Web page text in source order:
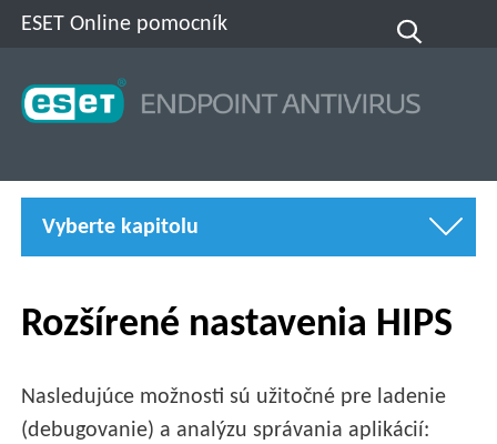
ESET Online pomocník
Vyberte kapitolu
Rozšírené nastavenia HIPS
Nasledujúce možnosti sú užitočné pre ladenie
(debugovanie) a analýzu správania aplikácií: